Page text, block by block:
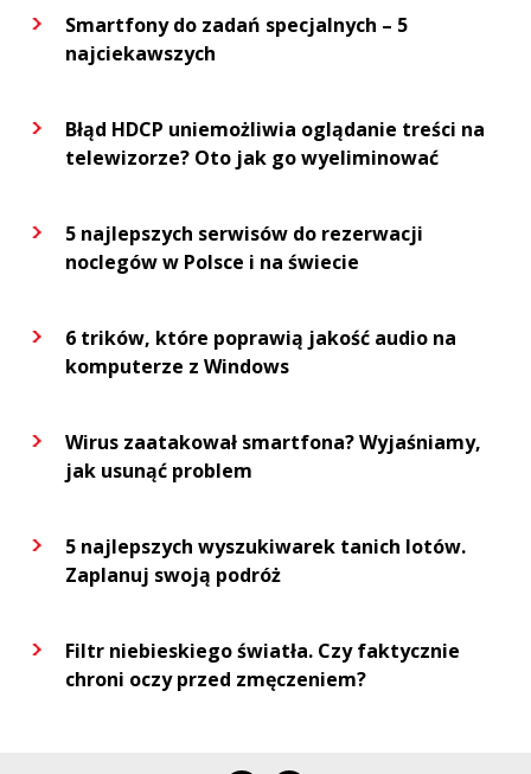
Smartfony do zadań specjalnych – 5
najciekawszych
Błąd HDCP uniemożliwia oglądanie treści na
telewizorze? Oto jak go wyeliminować
5 najlepszych serwisów do rezerwacji
noclegów w Polsce i na świecie
6 trików, które poprawią jakość audio na
komputerze z Windows
Wirus zaatakował smartfona? Wyjaśniamy,
jak usunąć problem
5 najlepszych wyszukiwarek tanich lotów.
Zaplanuj swoją podróż
Filtr niebieskiego światła. Czy faktycznie
chroni oczy przed zmęczeniem?